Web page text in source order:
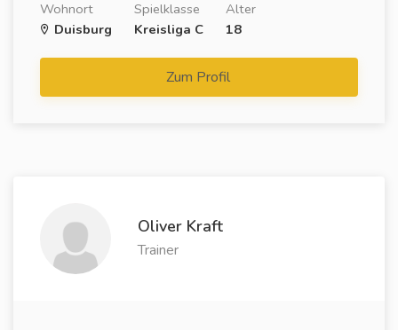
Wohnort
Duisburg
Spielklasse
Kreisliga C
Alter
18
Zum Profil
Oliver Kraft
Trainer